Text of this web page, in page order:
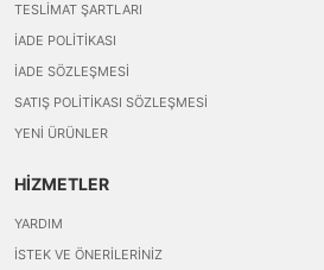
TESLIMAT ŞARTLARI
İADE POLITIKASI
İADE SÖZLEŞMESI
SATIŞ POLITIKASI SÖZLEŞMESI
YENI ÜRÜNLER
HİZMETLER
YARDIM
İSTEK VE ÖNERILERINIZ